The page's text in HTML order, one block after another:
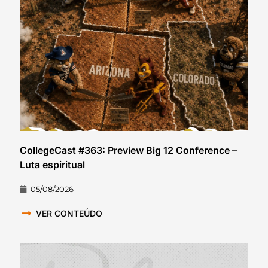
CollegeCast #363: Preview Big 12 Conference –
Luta espiritual
05/08/2026
VER CONTEÚDO